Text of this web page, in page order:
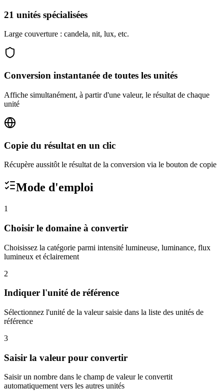
21 unités spécialisées
Large couverture : candela, nit, lux, etc.
Conversion instantanée de toutes les unités
Affiche simultanément, à partir d'une valeur, le résultat de chaque
unité
Copie du résultat en un clic
Récupère aussitôt le résultat de la conversion via le bouton de copie
Mode d'emploi
1
Choisir le domaine à convertir
Choisissez la catégorie parmi intensité lumineuse, luminance, flux
lumineux et éclairement
2
Indiquer l'unité de référence
Sélectionnez l'unité de la valeur saisie dans la liste des unités de
référence
3
Saisir la valeur pour convertir
Saisir un nombre dans le champ de valeur le convertit
automatiquement vers les autres unités